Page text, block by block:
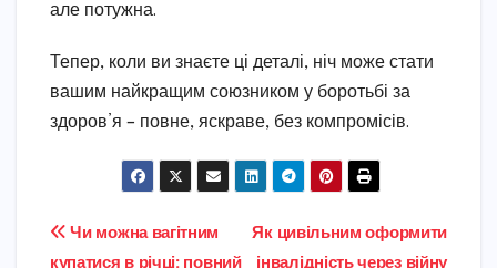
але потужна.
Тепер, коли ви знаєте ці деталі, ніч може стати
вашим найкращим союзником у боротьбі за
здоров’я – повне, яскраве, без компромісів.
Навігація
Як цивільним оформити
інвалідність через війну
Чи можна вагітним
купатися в річці: повний